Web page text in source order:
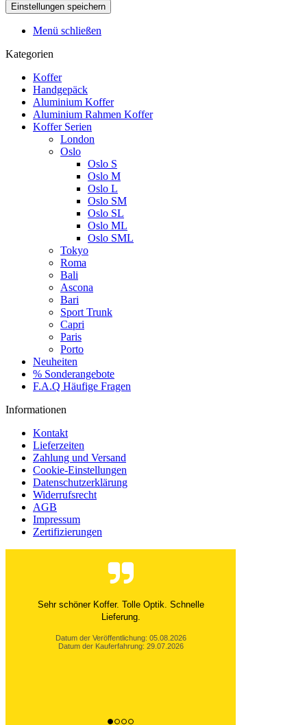
Menü schließen
Kategorien
Koffer
Handgepäck
Aluminium Koffer
Aluminium Rahmen Koffer
Koffer Serien
London
Oslo
Oslo S
Oslo M
Oslo L
Oslo SM
Oslo SL
Oslo ML
Oslo SML
Tokyo
Roma
Bali
Ascona
Bari
Sport Trunk
Capri
Paris
Porto
Neuheiten
% Sonderangebote
F.A.Q Häufige Fragen
Informationen
Kontakt
Lieferzeiten
Zahlung und Versand
Cookie-Einstellungen
Datenschutzerklärung
Widerrufsrecht
AGB
Impressum
Zertifizierungen
Ich bin absolut begeistert von diesen Luxuskoffern!
Die Verarbeitung wirkt äußerst hochwertig, das...
Datum der Veröffentlichung: 05.08.2026
Datum der Kauferfahrung: 29.07.2026